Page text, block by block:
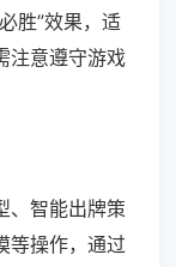
胜”效果，适
注意遵守游戏
、智能出牌策
等操作，通过